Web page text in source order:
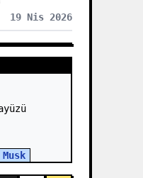
19 Nis 2026